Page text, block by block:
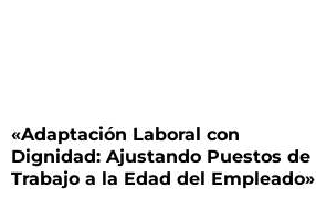
«Adaptación Laboral con
Dignidad: Ajustando Puestos de
Trabajo a la Edad del Empleado»